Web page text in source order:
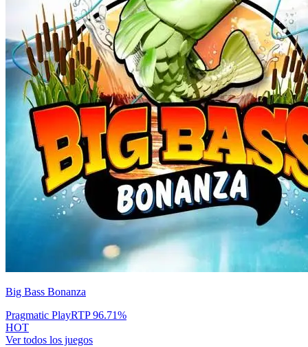
Big Bass Bonanza
Pragmatic PlayRTP96.71%
HOT
Ver todos los juegos